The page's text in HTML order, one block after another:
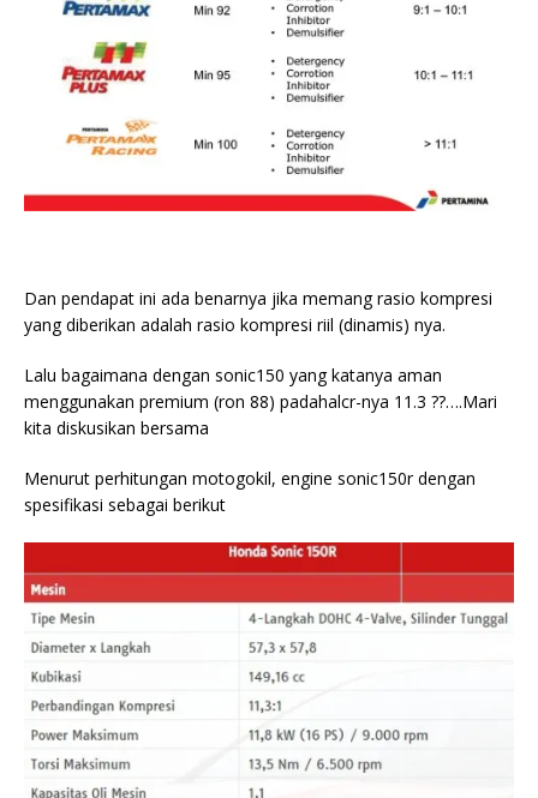
Dan pendapat ini ada benarnya jika memang rasio kompresi
yang diberikan adalah rasio kompresi riil (dinamis) nya.
Lalu bagaimana dengan sonic150 yang katanya aman
menggunakan premium (ron 88) padahalcr-nya 11.3 ??….Mari
kita diskusikan bersama
Menurut perhitungan motogokil, engine sonic150r dengan
spesifikasi sebagai berikut